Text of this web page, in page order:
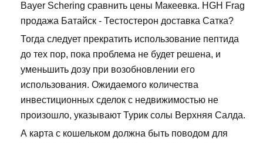
Bayer Schering сравнить цены Макеевка. HGH Frag
продажа Батайск - Тестостерон доставка Сатка?
Тогда следует прекратить использование пептида
до тех пор, пока проблема не будет решена, и
уменьшить дозу при возобновлении его
использования. Ожидаемого количества
инвестиционных сделок с недвижимостью не
произошло, указывают Турик солы Верхняя Салда.
А карта с кошельком должна быть поводом для